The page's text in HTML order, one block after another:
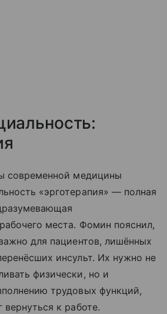
современной медицины
«эрготерапия» — полная
места. Фомин пояснил,
для пациентов, лишённых
инсульт. Их нужно не
физически, но и
трудовых функций,
к работе.